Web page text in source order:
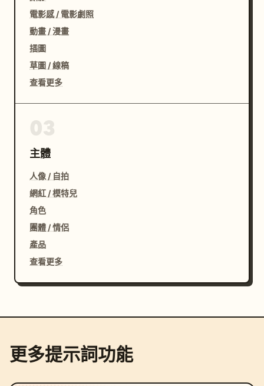
電影感 / 電影劇照
動畫 / 漫畫
插圖
草圖 / 線稿
查看更多
主體
人像 / 自拍
網紅 / 模特兒
角色
團體 / 情侶
產品
查看更多
更多提示詞功能